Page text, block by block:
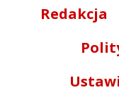
Redakcja